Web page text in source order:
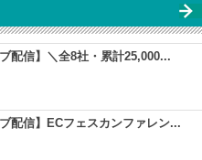
配信】＼全8社・累計25,000...
配信】ECフェスカンファレン...